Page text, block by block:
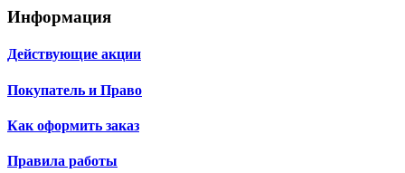
Информация
Действующие акции
Покупатель и Право
Как оформить заказ
Правила работы